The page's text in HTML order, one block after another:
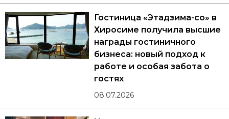
Гостиница «Этадзима-со» в
Хиросиме получила высшие
награды гостиничного
бизнеса: новый подход к
работе и особая забота о
гостях
08.07.2026